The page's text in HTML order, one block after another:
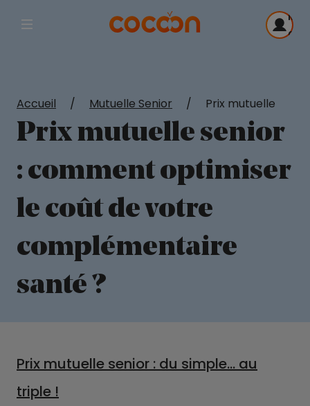
Afficher la navigation principale
Me
Accueil / Mutuelle Senior / Prix mutuelle
Prix mutuelle senior
: comment optimiser
le coût de votre
complémentaire
santé ?
Prix mutuelle senior : du simple… au
triple !